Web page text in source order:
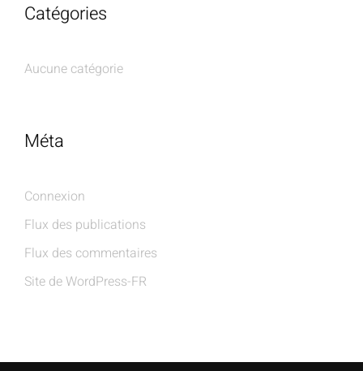
Catégories
Aucune catégorie
Méta
Connexion
Flux des publications
Flux des commentaires
Site de WordPress-FR